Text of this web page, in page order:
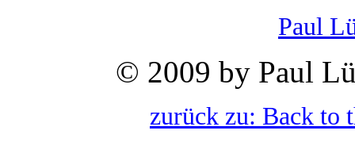
Paul
© 2009 by Paul
zurück zu: Back to